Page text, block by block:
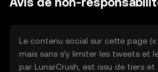
Le contenu social sur cette page
mais sans s’y limiter les tweets et
par LunarCrush, est issu de tiers